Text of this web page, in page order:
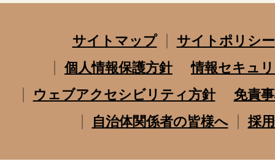
サイトマップ
サイトポリシー
個人情報保護方針
情報セキュ
ウェブアクセシビリティ方針
免責
自治体関係者の皆様へ
採